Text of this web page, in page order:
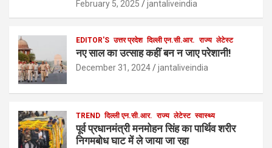
February 5, 2025 jantaliveindia
EDITOR'S उत्तर प्रदेश दिल्ली एन.सी.आर. राज्य लेटेस्ट
नए साल का उत्साह कहीं बन न जाए परेशानी!
December 31, 2024 jantaliveindia
TREND दिल्ली एन.सी.आर. राज्य लेटेस्ट स्वास्थ्य
पूर्व प्रधानमंत्री मनमोहन सिंह का पार्थिव शरीर
निगमबोध घाट में ले जाया जा रहा